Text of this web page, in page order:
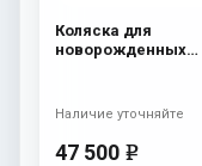
Коляска для
новорожденных
47 500 e
Наличие уточняйте